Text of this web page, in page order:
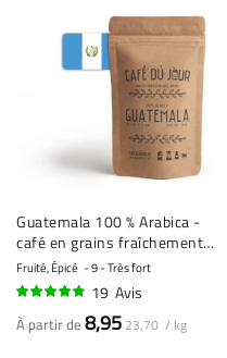
Guatemala 100 % Arabica -
café en grains fraîchement
torréfié
Fruité, Épicé 9 - Très fort
19 Avis
À partir de 8,95 23,70 / kg